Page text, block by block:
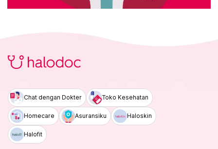
Chat dengan Dokter Toko Kesehatan
Homecare Asuransiku Haloskin
Halofit